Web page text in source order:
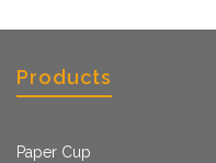
Products
Paper Cup